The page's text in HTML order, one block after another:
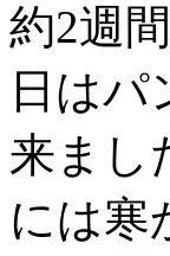
約2週
日は
来まし
には寒